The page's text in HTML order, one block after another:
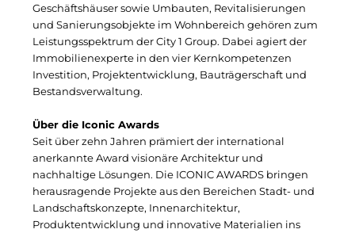
Dr. Aribert Spiegler - Fotografie
Einfach-sparsam.de
Eternal Power
Eventnet
Finanzchef24
Frameworks
Gemeinde Hallbergmoos
Geschäftshäuser sowie Umbauten, Revitalisierungen
und Sanierungsobjekte im Wohnbereich gehören zum
Leistungsspektrum der City 1 Group. Dabei agiert der
Immobilienexperte in den vier Kernkompetenzen
Investition, Projektentwicklung, Bauträgerschaft und
Bestandsverwaltung.
Über die Iconic Awards
Seit über zehn Jahren prämiert der international
anerkannte Award visionäre Architektur und
nachhaltige Lösungen. Die ICONIC AWARDS bringen
herausragende Projekte aus den Bereichen Stadt- und
Landschaftskonzepte, Innenarchitektur,
Produktentwicklung und innovative Materialien ins